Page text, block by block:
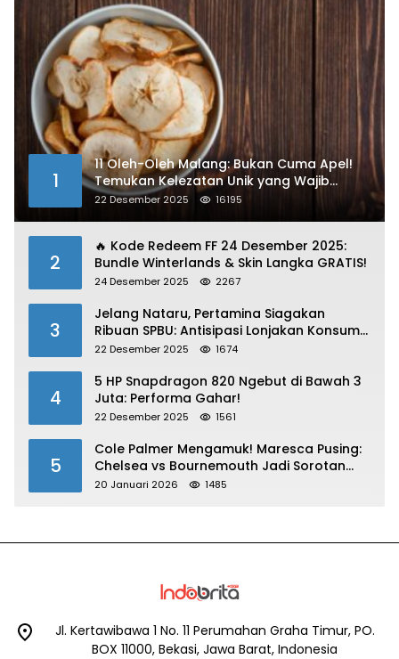
1
11 Oleh-Oleh Malang: Bukan Cuma Apel!
Temukan Kelezatan Unik yang Wajib
Dibawa
22 Desember 2025 16195
2
🔥 Kode Redeem FF 24 Desember 2025:
Bundle Winterlands & Skin Langka GRATIS!
24 Desember 2025 2267
3
Jelang Nataru, Pertamina Siagakan
Ribuan SPBU: Antisipasi Lonjakan Konsumsi
BBM dan LPG!
22 Desember 2025 1674
4
5 HP Snapdragon 820 Ngebut di Bawah 3
Juta: Performa Gahar!
22 Desember 2025 1561
5
Cole Palmer Mengamuk! Maresca Pusing:
Chelsea vs Bournemouth Jadi Sorotan
Utama
20 Januari 2026 1485
Jl. Kertawibawa 1 No. 11 Perumahan Graha Timur, PO.
BOX 11000, Bekasi, Jawa Barat, Indonesia